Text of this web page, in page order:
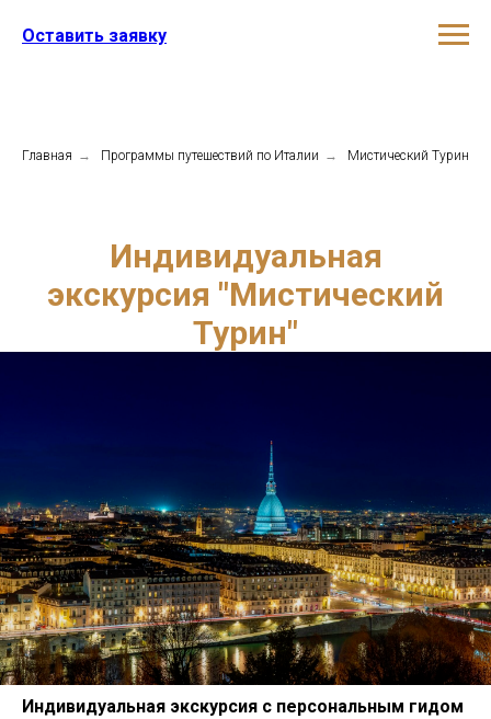
Оставить заявку
Главная → Программы путешествий по Италии → Мистический Турин
Индивидуальная
экскурсия "Мистический
Турин"
Индивидуальная экскурсия с персональным гидом